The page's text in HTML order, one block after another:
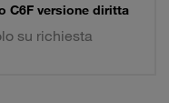
C6F versione diritta
su richiesta